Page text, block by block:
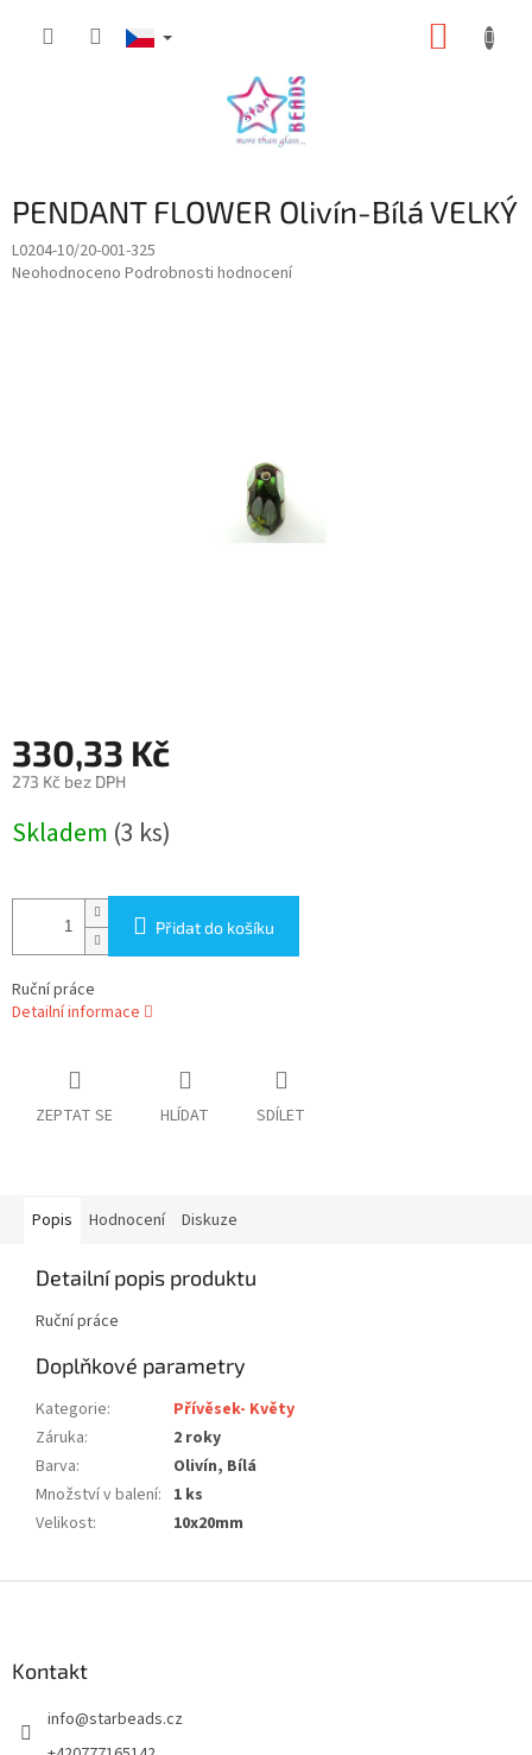
PENDANT FLOWER Olivín-Bílá VELKÝ
L0204-10/20-001-325
Průměrné
Neohodnoceno Podrobnosti hodnocení
330,33 Kč
273 Kč bez DPH
cena:
Skladem (3 ks)
Přidat do košíku
Ruční práce
Detailní informace
ZEPTAT SE HLÍDAT SDÍLET
Popis Hodnocení Diskuze
Detailní popis produktu
Ruční práce
Doplňkové parametry
Kategorie:
Přívěsek- Květy
Záruka:
2 roky
Barva:
Olivín, Bílá
Množství v balení: 1 ks
Velikost: 10x20mm
Kontakt
info@starbeads.cz